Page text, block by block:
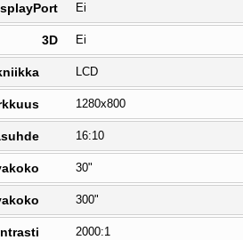
Ei
3D Ei
LCD
1280x800
16:10
30"
300"
2000:1